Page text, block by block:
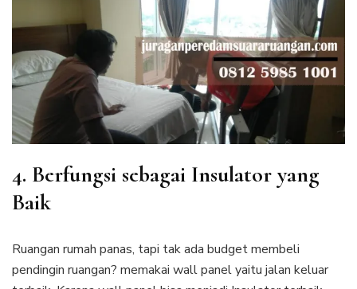
4. Berfungsi sebagai Insulator yang
Baik
Ruangan rumah panas, tapi tak ada budget membeli
pendingin ruangan? memakai wall panel yaitu jalan keluar